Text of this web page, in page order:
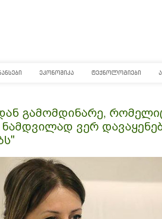
ᲔᲙᲝᲜᲝᲛᲘᲙᲐ ᲢᲔᲥᲜᲝᲚᲝᲒᲘᲔᲑᲘ
გამომდინარე,
ნამდვილად ვერ